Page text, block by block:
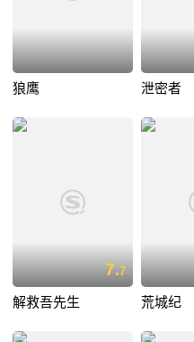
狼鹰 泄密者
7.7
解救吾先生 荒城纪